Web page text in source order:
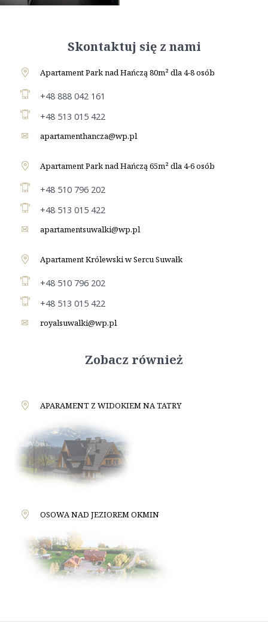
Skontaktuj się z nami
Apartament Park nad Hańczą 80m² dla 4-8 osób
+48 888 042 161
+48 513 015 422
apartamenthancza@wp.pl
Apartament Park nad Hańczą 65m² dla 4-6 osób
+48 510 796 202
+48 513 015 422
apartamentsuwalki@wp.pl
Apartament Królewski w Sercu Suwałk
+48 510 796 202
+48 513 015 422
royalsuwalki@wp.pl
Zobacz również
APARAMENT Z WIDOKIEM NA TATRY
OSOWA NAD JEZIOREM OKMIN